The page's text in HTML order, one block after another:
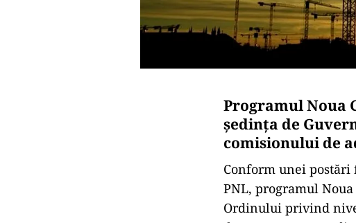
Programul Noua
ședința de
comisionului de
Conform unei postări
PNL, programul
Ordinului privind